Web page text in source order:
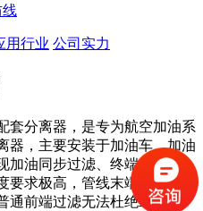
线
用行业 公司实力
套分离器，是专为航空加油系
器，主要安装于加油车、加油
加油同步过滤、终端精准净
求极高，管线末端极易积攒
通前端过滤无法杜绝二次污